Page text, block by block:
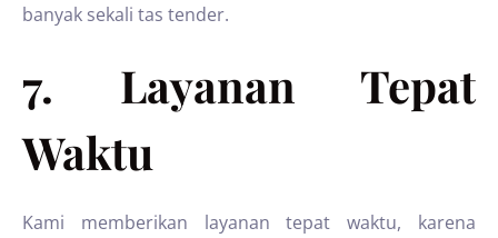
banyak sekali tas tender.
7. Layanan Tepat
Waktu
Kami memberikan layanan tepat waktu, karena